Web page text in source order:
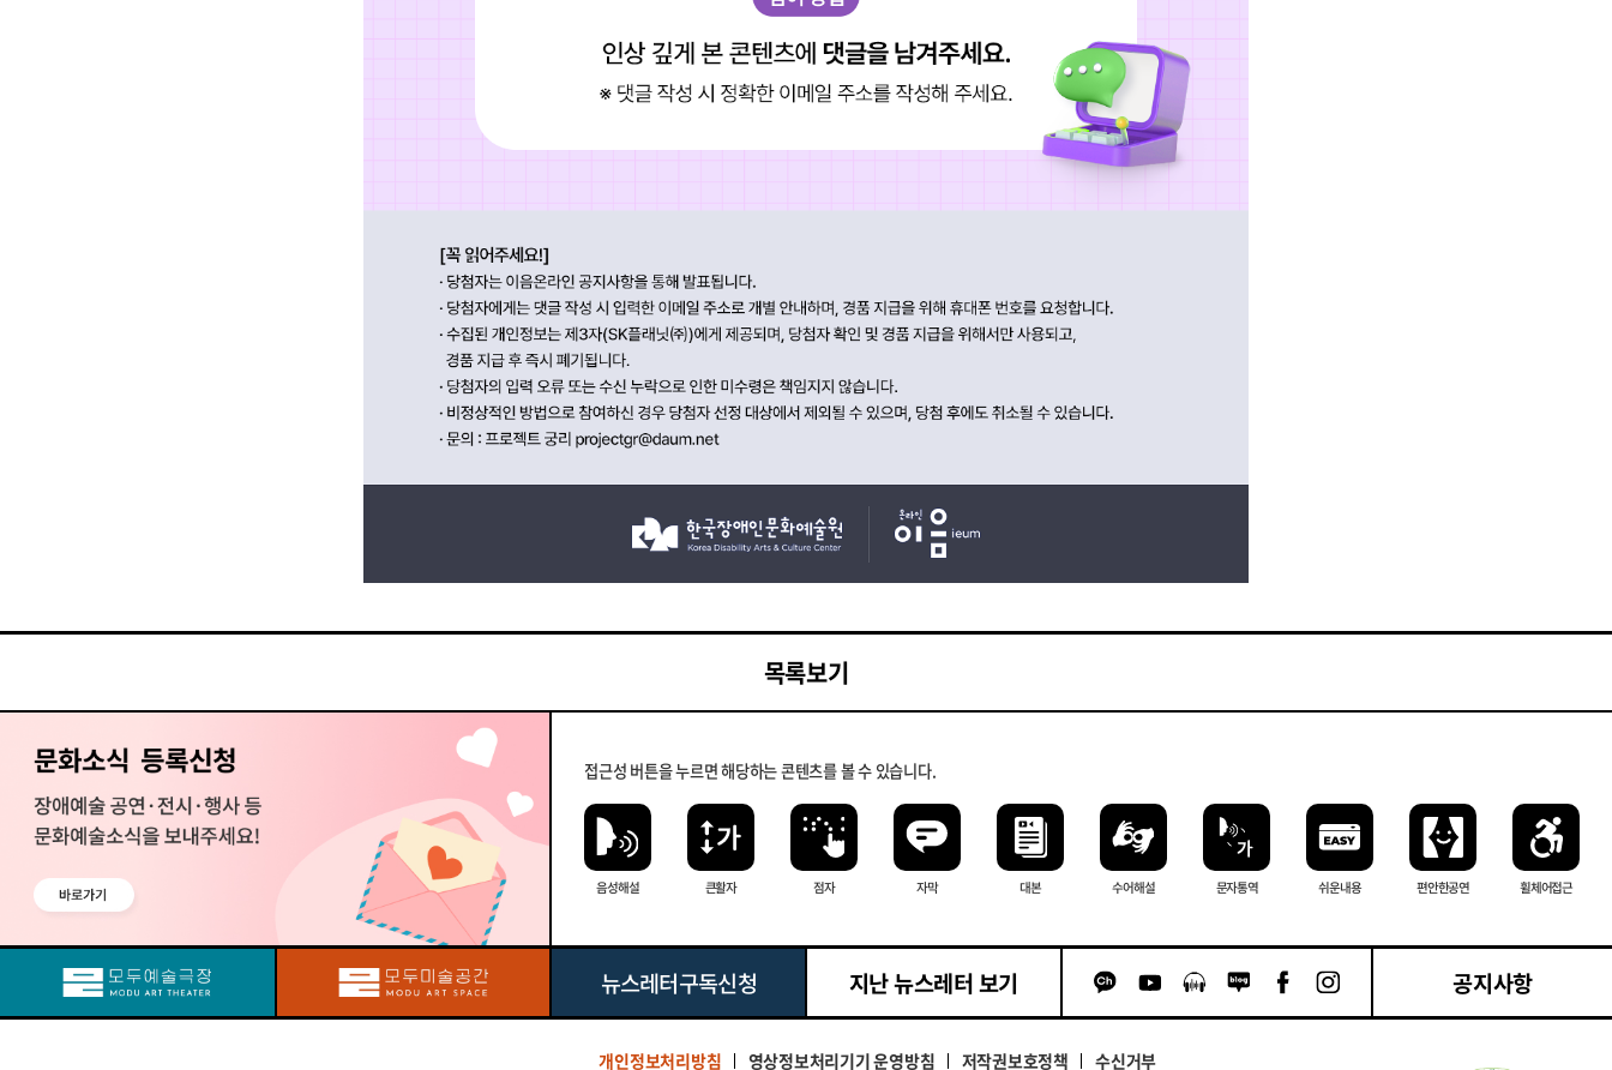
목록보기
접근성 버튼을 누르면 해당하는 콘텐츠를 볼 수 있습니다.
음성해설 큰 활자 점자 자막 대본 수어해설 문자 통역 쉬운내용 편안한 공연 휠체어 접근
뉴스레터 구독신청 지난 뉴스레터 보기 카카오톡 채널 이동
유튜브 이동
팟캐스트 이동
네이버블로그 이동
페이스북 이동
인스타그램 이동공지사항
개인정보처리방침 영상정보처리기기 운영방침 저작권보호정책 수신거부